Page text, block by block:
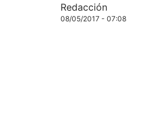
Redacción
08/05/2017 - 07:08